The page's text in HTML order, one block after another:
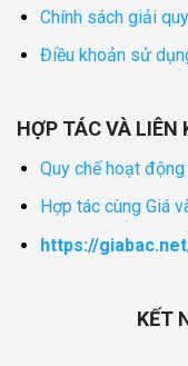
Chính sách giải
Điều khoản sử
HỢP TÁC VÀ LIÊN
Quy chế hoạt động
Hợp tác cùng Giá
https://
KẾT